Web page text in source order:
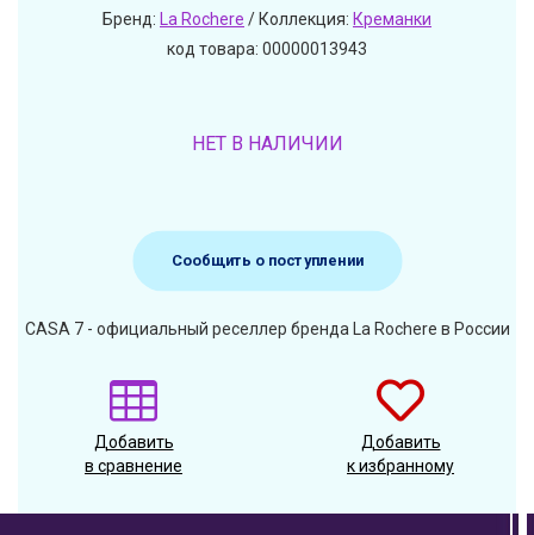
Бренд: La Rochere / Коллекция: Креманки
код товара: 00000013943
НЕТ В НАЛИЧИИ
Сообщить о поступлении
CASA 7 - официальный реселлер бренда La Rochere в России
Добавить
в сравнение
Добавить
к избранному